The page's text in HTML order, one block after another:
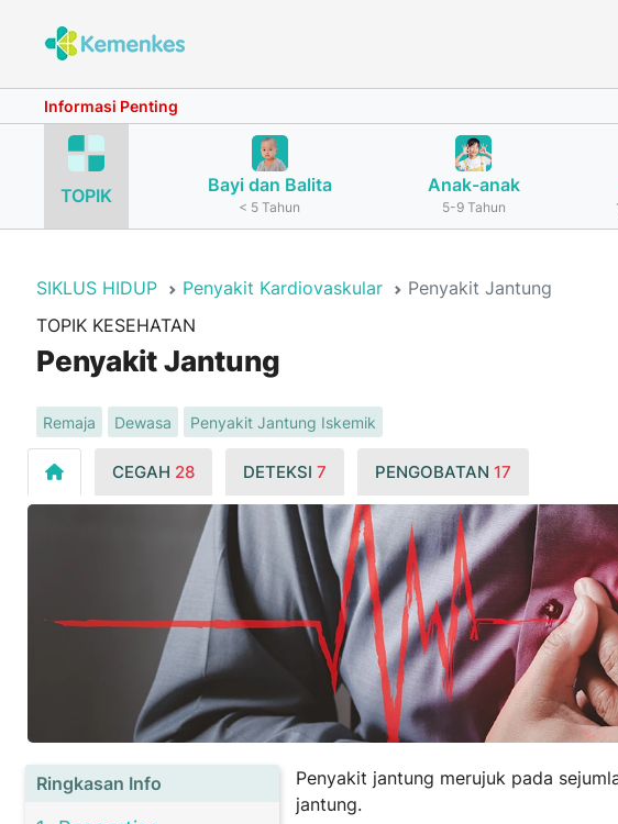
Informasi Penting
TOPIK Bayi dan Balita
< 5 Tahun
Anak-anak
5-9 Tahun
SIKLUS HIDUP Penyakit Kardiovaskular
Penyakit Jantung
TOPIK KESEHATAN
Penyakit Jantung
Remaja Dewasa Penyakit Jantung Iskemik
CEGAH 28 DETEKSI 7 PENGOBATAN 17
Ringkasan Info
Penyakit jantung merujuk pada
jantung.